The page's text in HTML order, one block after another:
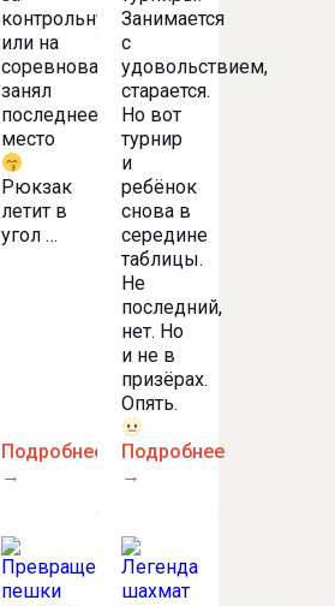
контрольную
или на
соревнованиях
занял
последнее
место
Рюкзак
летит в
угол …
Подробнее
→
Занимается
с
удовольствием,
старается.
Но вот
турнир
и
ребёнок
снова в
середине
таблицы.
Не
последний,
нет. Но
и не в
призёрах.
Опять.
Подробнее
→